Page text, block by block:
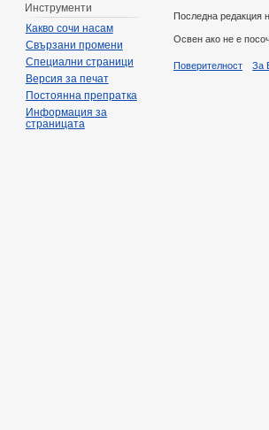
Инструменти
Какво сочи насам
Свързани промени
Специални страници
Версия за печат
Постоянна препратка
Информация за
страницата
Последна редакция
Освен ако не е
Поверителност За